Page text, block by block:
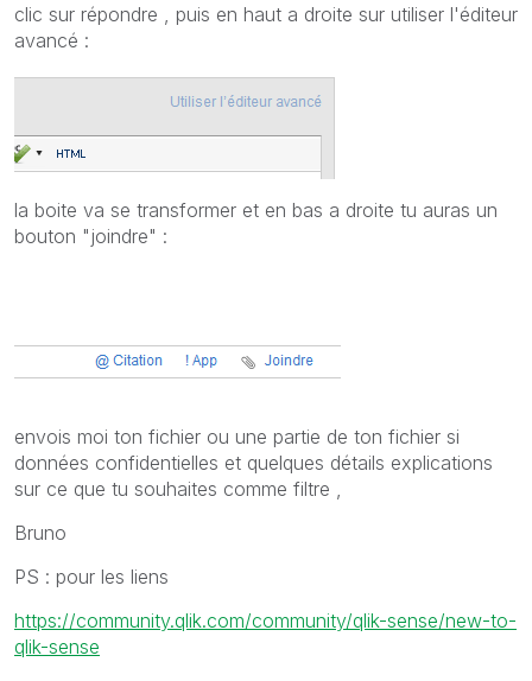
clic sur répondre , puis en haut a droite sur utiliser l'éditeur
avancé :
la boite va se transformer et en bas a droite tu auras un
bouton "joindre" :
envois moi ton fichier ou une partie de ton fichier si
données confidentielles et quelques détails explications
sur ce que tu souhaites comme filtre ,
Bruno
PS : pour les liens
https://community.qlik.com/community/qlik-sense/new-to-
qlik-sense